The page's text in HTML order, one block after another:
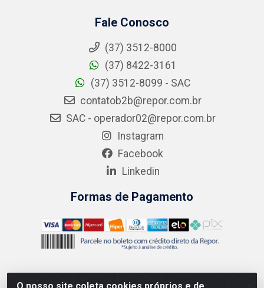
Fale Conosco
(37) 3512-8000
(37) 8422-3161
(37) 3512-8099 - SAC
contatob2b@repor.com.br
SAC - operador02@repor.com.br
Instagram
Facebook
Linkedin
Formas de Pagamento